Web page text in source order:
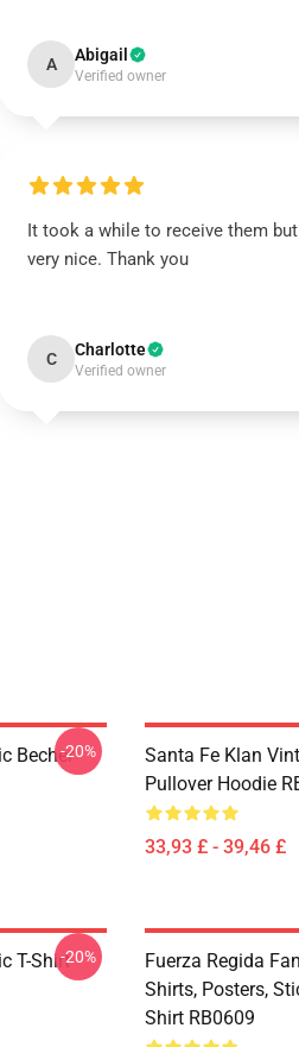
A Abigail
Verified owner
It took a while to receive them
very nice. Thank you
C Charlotte
Verified owner
Becher-20%
Santa Fe Klan
Pullover Hoodie
33,93 £ - 39,46 £
T-Shirt-20%
Fuerza Regida
Shirts, Posters,
Shirt RB0609